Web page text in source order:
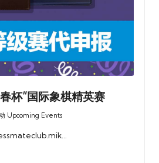
杯”国际象棋精英赛
Upcoming Events